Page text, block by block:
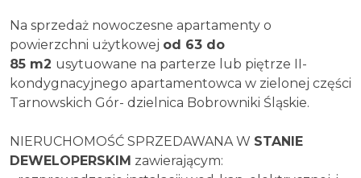
Na sprzedaż nowoczesne apartamenty o
powierzchni użytkowej od 63 do
85 m2 usytuowane na parterze lub piętrze II-
kondygnacyjnego apartamentowca w zielonej części
Tarnowskich Gór- dzielnica Bobrowniki Śląskie.
NIERUCHOMOŚĆ SPRZEDAWANA W STANIE
DEWELOPERSKIM zawierającym: